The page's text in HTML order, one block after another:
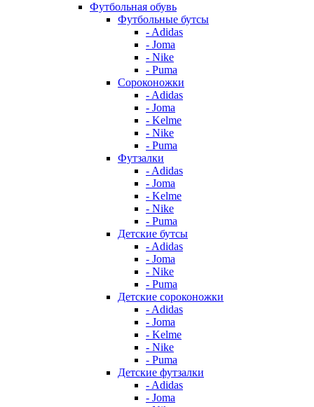
Футбольная обувь
Футбольные бутсы
- Adidas
- Joma
- Nike
- Puma
Сороконожки
- Adidas
- Joma
- Kelme
- Nike
- Puma
Футзалки
- Adidas
- Joma
- Kelme
- Nike
- Puma
Детские бутсы
- Adidas
- Joma
- Nike
- Puma
Детские сороконожки
- Adidas
- Joma
- Kelme
- Nike
- Puma
Детские футзалки
- Adidas
- Joma